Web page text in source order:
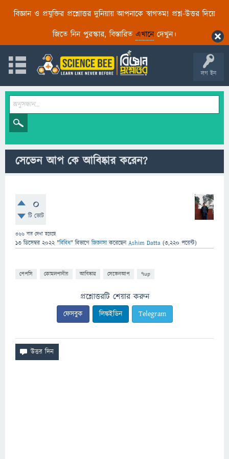
বিজ্ঞান ও প্রযুক্তির প্রশ্নোত্তর দুনিয়ায় আপনাকে স্বাগতম! প্রশ্ন-উত্তর দিয়ে
জিতে নিন পুরস্কার, বিস্তারিত এখানেদেখুন।
লগ ইন
সেভেন আপ কে আবিষ্কার করেন?
0
টি ভোট
366 বার দেখা হয়েছে
13 ডিসেম্বর 2022 "বিবিধ" বিভাগে জিজ্ঞাসাকরেছেনAshim Datta (3,220 পয়েন্ট)
পেপসি কোমলপানীয় আবিষ্কার সেভেনআপ 7up
প্রশ্নোত্তরটি শেয়ার করুন
ফেসবুক লিঙ্কইডিন Telegram